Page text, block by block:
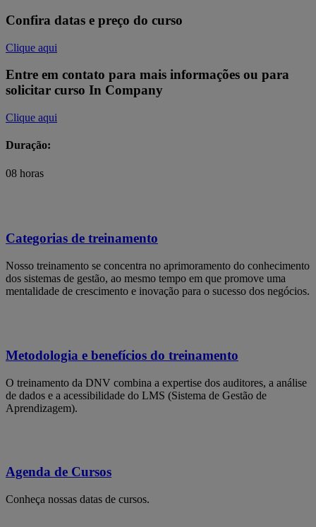
Confira datas e preço do curso
Clique aqui
Entre em contato para mais informações ou para
solicitar curso In Company
Clique aqui
Duração:
08 horas
Categorias de treinamento
Nosso treinamento se concentra no aprimoramento do conhecimento
dos sistemas de gestão, ao mesmo tempo em que promove uma
mentalidade de crescimento e inovação para o sucesso dos negócios.
Metodologia e benefícios do treinamento
O treinamento da DNV combina a expertise dos auditores, a análise
de dados e a acessibilidade do LMS (Sistema de Gestão de
Aprendizagem).
Agenda de Cursos
Conheça nossas datas de cursos.